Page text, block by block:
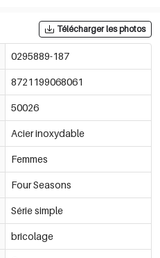
Télécharger les photos
0295889-187
8721199068061
50026
Acier inoxydable
Femmes
Four Seasons
Série simple
bricolage